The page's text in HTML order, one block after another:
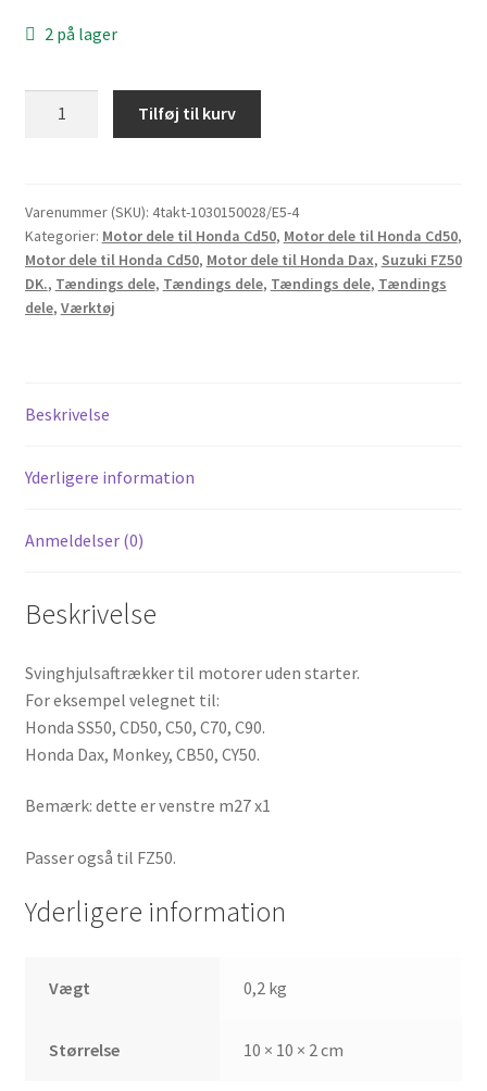
2 på lager
FZ50
27x1
antal
Tilføj til kurv
Varenummer (SKU): 4takt-1030150028/E5-4
Kategorier: Motor dele til Honda Cd50, Motor dele til Honda Cd50,
Motor dele til Honda Cd50, Motor dele til Honda Dax, Suzuki FZ50
DK., Tændings dele, Tændings dele, Tændings dele, Tændings
dele, Værktøj
Beskrivelse
Yderligere information
Anmeldelser (0)
Beskrivelse
Svinghjulsaftrækker til motorer uden starter.
For eksempel velegnet til:
Honda SS50, CD50, C50, C70, C90.
Honda Dax, Monkey, CB50, CY50.
Bemærk: dette er venstre m27 x1
Passer også til FZ50.
Yderligere information
Vægt 0,2 kg
Størrelse 10 × 10 × 2 cm